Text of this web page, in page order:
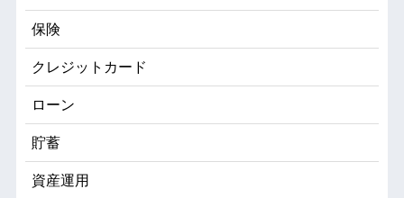
保険
クレジットカード
ローン
貯蓄
資産運用